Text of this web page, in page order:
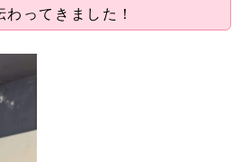
わってきました！